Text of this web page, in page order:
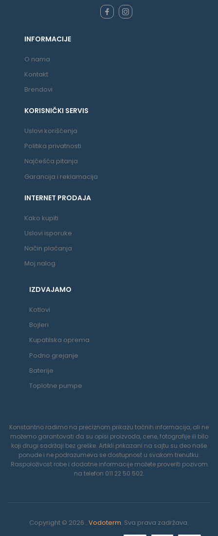
INFORMACIJE
O nama
Kontakt
Brendovi
KORISNIČKI SERVIS
Uslovi korišćenja
Politika privatnosti
Najčešća pitanja
Garancija i reklamacija
INTERNET PRODAJA
Kako kupiti
Uslovi isporuke
Način plaćanja
Moj nalog
IZDVAJAMO
Kotlovi
Bojleri
Kupatilska oprema
Podno grejanje
Baterije
Toplotne pumpe
Konstantno radimo na preciznom prikazu tačnih informacija, ali ne
možemo garantovati da su opisi proizvoda, cene, fotografije ili bilo
koji drugi sadržaji bez greške. Artikli prikazani na sajtu su deo naše
ponude i ne podrazumeva se dostupnost u svakom trenutku.
Raspoloživost robe i dodatne informacije možete proveriti pozivom
na telefon 011 22 50 502.
Copyright © 2026 . Vodoterm. Sva prava zadržava.